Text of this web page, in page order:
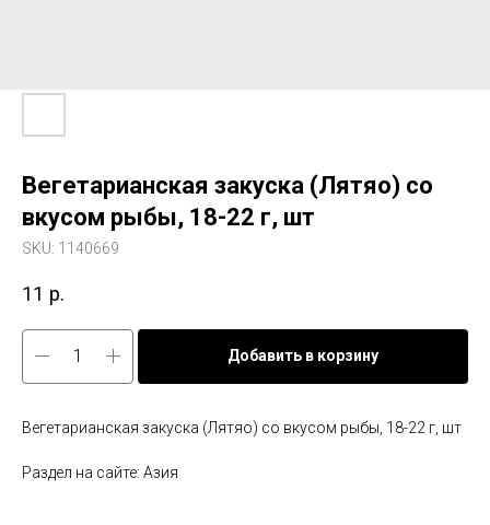
Вегетарианская закуска (Лятяо) со
вкусом рыбы, 18-22 г, шт
SKU: 1140669
11 р.
Добавить в корзину
Вегетарианская закуска (Лятяо) со вкусом рыбы, 18-22 г, шт
Раздел на сайте: Азия